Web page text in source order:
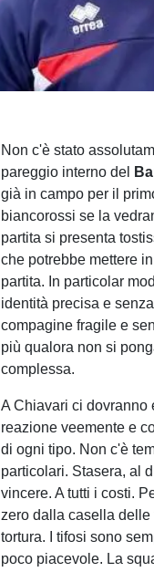
Non c'è stato
pareggio interno del
già in campo per il
biancorossi se la
partita si presenta
che potrebbe mettere
partita. In particolar
identità precisa e
compagine fragile e
più qualora non si
complessa.
A Chiavari ci dovranno
reazione veemente e
di ogni tipo. Non c'è
particolari. Stasera, al
vincere. A tutti i costi.
zero dalla casella
tortura. I tifosi sono
poco piacevole. La